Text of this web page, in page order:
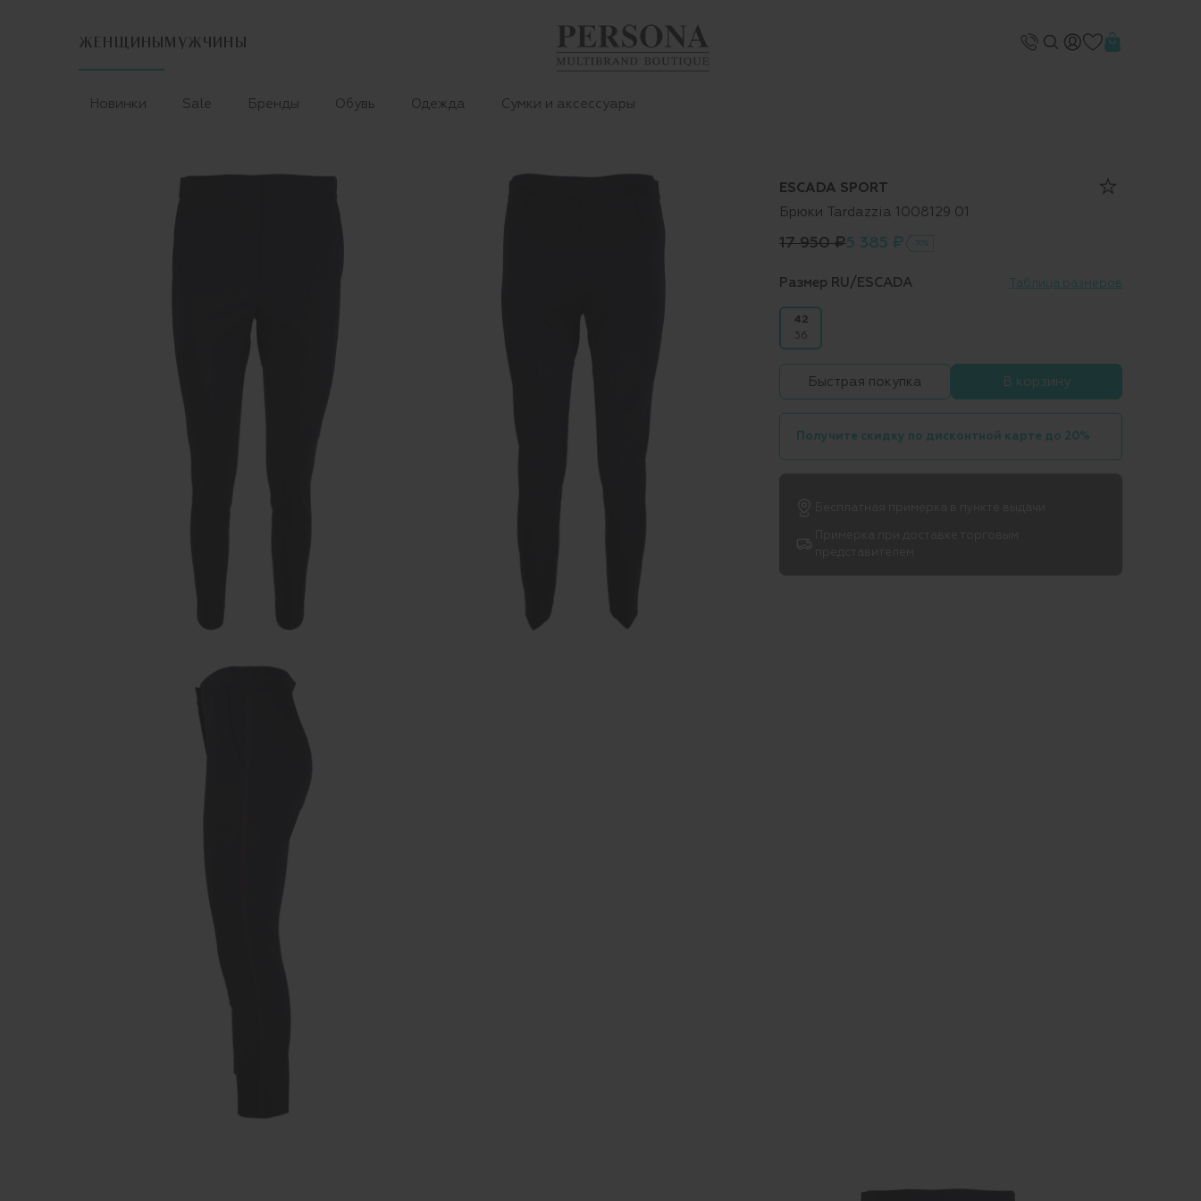
ЖЕНЩИНЫ МУЖЧИНЫ
Новинки Sale Бренды Обувь Одежда Сумки и аксессуары
ESCADA SPORT
Брюки Tardazzia 1008129 01
17 950 ₽5 385 ₽ -70%
Размер RU/ESCADA Таблица размеров
42
36
Быстрая покупка В корзину
Получите скидку по дисконтной карте до 20%